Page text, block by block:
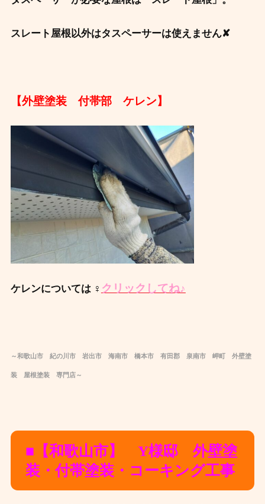
スレート屋根以外はタスペーサーは使えません✘
【外壁塗装 付帯部 ケレン】
ケレンについては ‍♀️ クリックしてね♪
～和歌山市 紀の川市 岩出市 海南市 橋本市 有田郡 泉南市 岬町 外壁塗
装 屋根塗装 専門店～
■【和歌山市】 Y様邸 外壁塗
装・付帯塗装・コーキング工事